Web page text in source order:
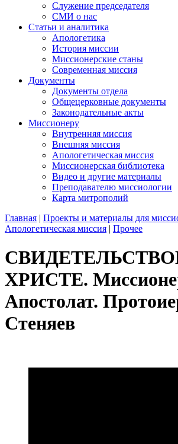
Служение председателя
СМИ о нас
Статьи и аналитика
Апологетика
История миссии
Миссионерские станы
Современная миссия
Документы
Документы отдела
Общецерковные документы
Законодательные акты
Миссионеру
Внутренняя миссия
Внешняя миссия
Апологетическая миссия
Миссионерская библиотека
Видео и другие материалы
Преподавателю миссиологии
Карта митрополий
Главная | Проекты и материалы для
Апологетическая миссия | Прочее
ХРИСТЕ.
Апостолат.
Стеняев